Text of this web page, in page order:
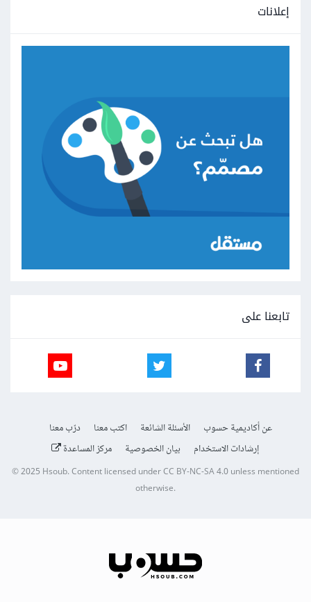
إعلانات
تابعنا على
عن أكاديمية حسوب الأسئلة الشائعة اكتب معنا
درّب معنا
إرشادات الاستخدام
بيان الخصوصية مركز المساعدة
© 2025Hsoub.Content licensed underCC BY-NC-SA 4.0unless mentioned
otherwise.